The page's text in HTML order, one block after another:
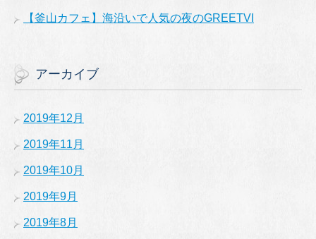
【釜山カフェ】海沿いで人気の夜のGREETVI
アーカイブ
2019年12月
2019年11月
2019年10月
2019年9月
2019年8月